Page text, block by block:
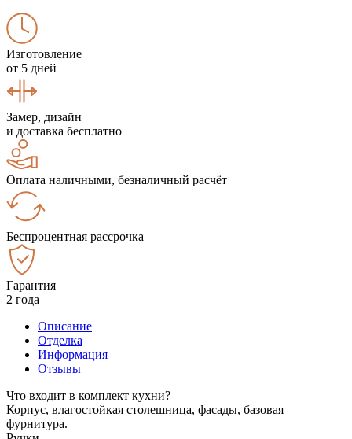
Изготовление
от 5 дней
Замер, дизайн
и доставка бесплатно
Оплата наличными, безналичный расчёт
Беспроцентная рассрочка
Гарантия
2 года
Описание
Отделка
Информация
Отзывы
Что входит в комплект кухни?
Корпус, влагостойкая столешница, фасады, базовая
фурнитура.